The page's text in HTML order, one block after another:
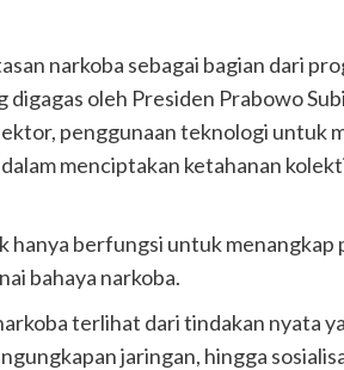
narkoba sebagai bagian dari
oleh Presiden Prabowo
penggunaan teknologi untuk
menciptakan ketahanan
hanya berfungsi untuk menangkap
bahaya narkoba.
terlihat dari tindakan nyata
jaringan, hingga